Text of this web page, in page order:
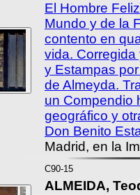
El Hombre
Mundo y de la
contento en
vida.
y Estampas
de Almeyda.
un Compendio
geográfico y
Don Benito
Madrid, en la
C90-15
ALMEIDA,